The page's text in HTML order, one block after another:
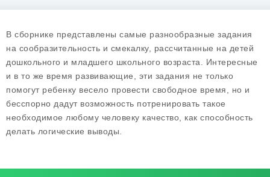
В сборнике представлены самые разнообразные задания
на сообразительность и смекалку, рассчитанные на детей
дошкольного и младшего школьного возраста. Интересные
и в то же время развивающие, эти задания не только
помогут ребенку весело провести свободное время, но и
бесспорно дадут возможность потренировать такое
необходимое любому человеку качество, как способность
делать логические выводы.